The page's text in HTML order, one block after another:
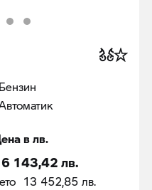
Бензин
в лв.
143,42 лв.
13 452,85 лв.